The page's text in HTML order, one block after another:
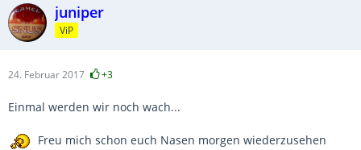
juniper
ViP
24. Februar 2017 +3
Einmal werden wir noch wach...
Freu mich schon euch Nasen morgen wiederzusehen